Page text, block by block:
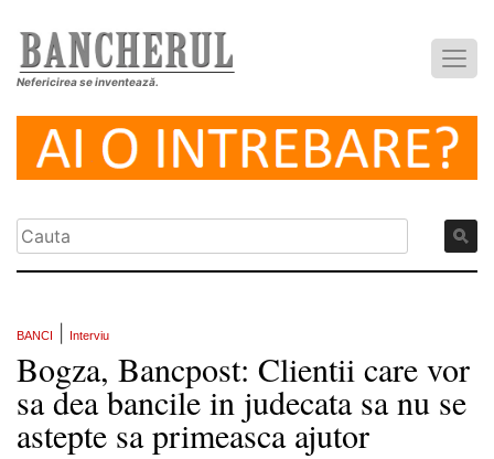
Nefericirea se inventează.
BANCI Interviu
Bogza, Bancpost: Clientii care vor
sa dea bancile in judecata sa nu se
astepte sa primeasca ajutor